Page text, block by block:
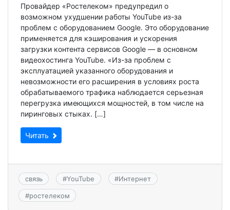
Провайдер «Ростелеком» предупредил о
возможном ухудшении работы YouTube из-за
проблем с оборудованием Googlе. Это оборудование
применяется для кэширования и ускорения
загрузки контента сервисов Googlе — в основном
видеохостинга YouTube. «Из-за проблем с
эксплуатацией указанного оборудования и
невозможности его расширения в условиях роста
обрабатываемого трафика наблюдается серьезная
перегрузка имеющихся мощностей, в том числе на
пиринговых стыках. […]
Читать
связь #YouTube #Интернет
#ростелеком